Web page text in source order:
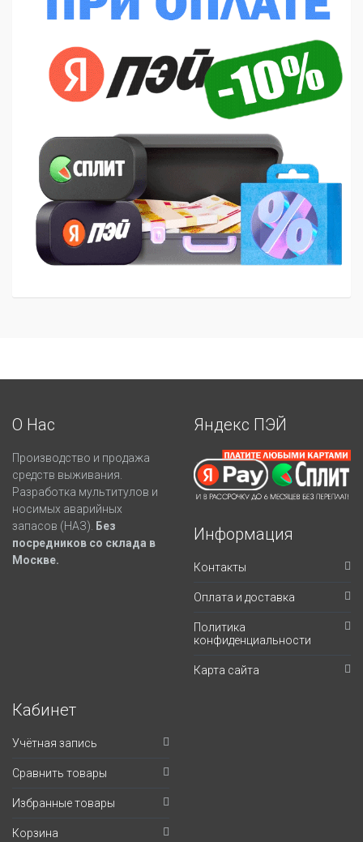
О Нас
Производство и продажа
средств выживания.
Разработка мультитулов и
носимых аварийных
запасов (НАЗ).
Без
посредников со склада в
Москве.
Яндекс ПЭЙ
Информация
Контакты
Оплата и доставка
Политика
конфиденциальности
Карта сайта
Кабинет
Учётная запись
Сравнить товары
Избранные товары
Корзина